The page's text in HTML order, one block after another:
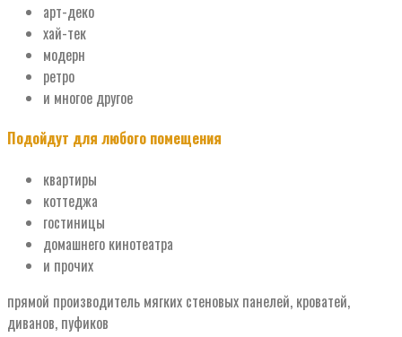
арт-деко
хай-тек
модерн
ретро
и многое другое
Подойдут для любого помещения
квартиры
коттеджа
гостиницы
домашнего кинотеатра
и прочих
прямой производитель мягких стеновых панелей, кроватей,
диванов, пуфиков